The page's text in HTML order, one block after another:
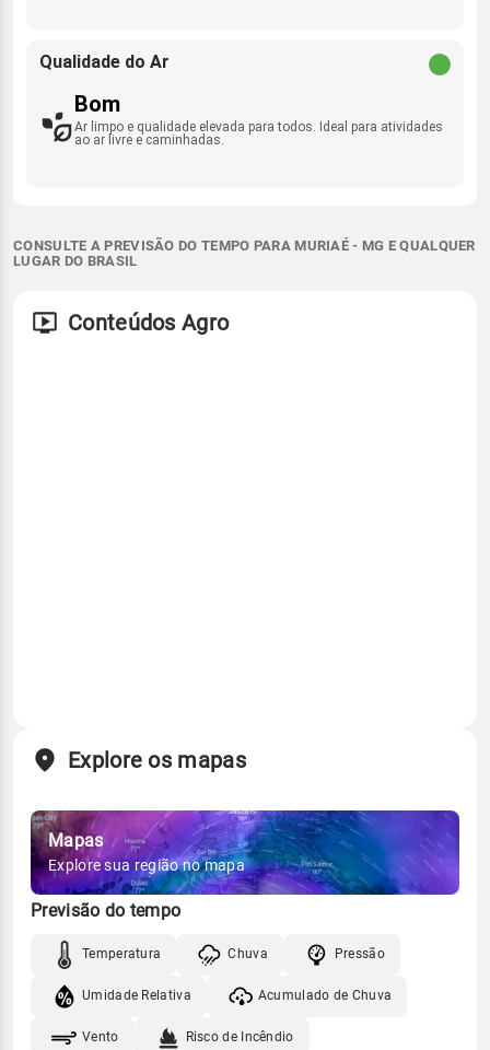
Qualidade do Ar
Bom
Ar limpo e qualidade elevada para todos. Ideal para atividades
ao ar livre e caminhadas.
CONSULTE A PREVISÃO DO TEMPO PARA MURIAÉ - MG E QUALQUER
LUGAR DO BRASIL
Conteúdos Agro
Explore os mapas
Mapas
Explore sua região no mapa
Previsão do tempo
Temperatura Chuva Pressão
Umidade Relativa Acumulado de Chuva
Vento Risco de Incêndio